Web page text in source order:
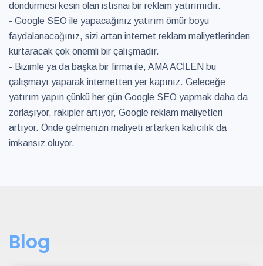
döndürmesi kesin olan istisnai bir reklam yatırımıdır.
- Google SEO ile yapacağınız yatırım ömür boyu
faydalanacağınız, sizi artan internet reklam maliyetlerinden
kurtaracak çok önemli bir çalışmadır.
- Bizimle ya da başka bir firma ile, AMA ACİLEN bu
çalışmayı yaparak internetten yer kapınız. Geleceğe
yatırım yapın çünkü her gün Google SEO yapmak daha da
zorlaşıyor, rakipler artıyor, Google reklam maliyetleri
artıyor. Önde gelmenizin maliyeti artarken kalıcılık da
imkansız oluyor.
Blog